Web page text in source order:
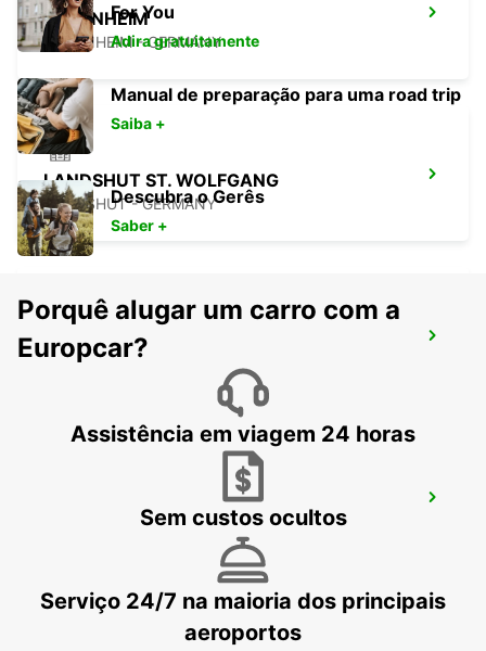
ROSENHEIM
ROSENHEIM - GERMANY
LANDSHUT ST. WOLFGANG
LANDSHUT - GERMANY
ERDING
ERDING - GERMANY
AEROPORTO DE MUNIQUE
MUENCHEN FLUGHAFEN - GERMANY
For You
Adira gratuitamente
Manual de preparação para uma road trip
Saiba +
Descubra o Gerês
Saber +
Porquê alugar um carro com a
Europcar?
Assistência em viagem 24 horas
Sem custos ocultos
Serviço 24/7 na maioria dos principais
aeroportos